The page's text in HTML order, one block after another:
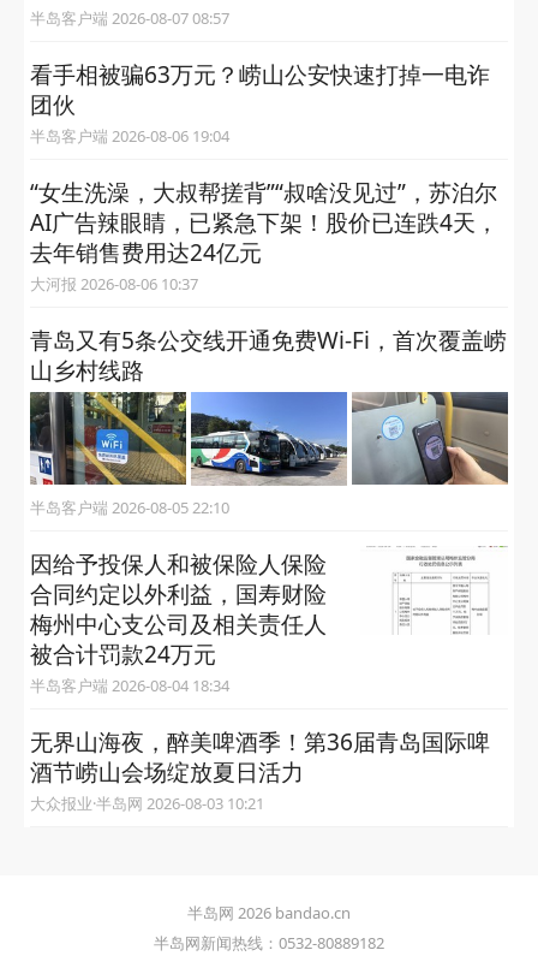
半岛客户端 2026-08-07 08:57
看手相被骗63万元？崂山公安快速打掉一电诈
团伙
半岛客户端 2026-08-06 19:04
“女生洗澡，大叔帮搓背”“叔啥没见过”，苏泊尔
AI广告辣眼睛，已紧急下架！股价已连跌4天，
去年销售费用达24亿元
大河报 2026-08-06 10:37
青岛又有5条公交线开通免费Wi-Fi，首次覆盖崂
山乡村线路
半岛客户端 2026-08-05 22:10
因给予投保人和被保险人保险
合同约定以外利益，国寿财险
梅州中心支公司及相关责任人
被合计罚款24万元
半岛客户端 2026-08-04 18:34
无界山海夜，醉美啤酒季！第36届青岛国际啤
酒节崂山会场绽放夏日活力
大众报业·半岛网 2026-08-03 10:21
半岛网 2026 bandao.cn
半岛网新闻热线：0532-80889182